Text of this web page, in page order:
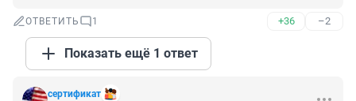
ОТВЕТИТЬ 1 +36 –2
Показать ещё 1 ответ
сертификат